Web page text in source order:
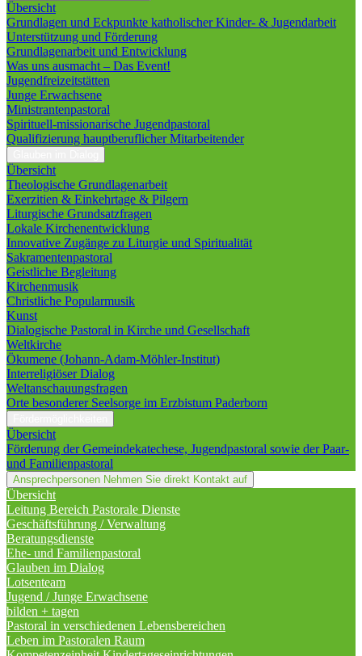
Übersicht
Grundlagen und Eckpunkte katholischer Kinder- & Jugendarbeit
Unterstützung und Förderung
Grundlagenarbeit und Entwicklung
Was uns ausmacht – Das Event!
Jugendfreizeitstätten
Junge Erwachsene
Ministrantenpastoral
Spirituell-missionarische Jugendpastoral
Qualifizierung hauptberuflicher Mitarbeitender
Übersicht
Theologische Grundlagenarbeit
Exerzitien & Einkehrtage & Pilgern
Liturgische Grundsatzfragen
Lokale Kirchenentwicklung
Innovative Zugänge zu Liturgie und Spiritualität
Sakramentenpastoral
Geistliche Begleitung
Kirchenmusik
Christliche Popularmusik
Kunst
Dialogische Pastoral in Kirche und Gesellschaft
Weltkirche
Ökumene (Johann-Adam-Möhler-Institut)
Interreligiöser Dialog
Weltanschauungsfragen
Orte besonderer Seelsorge im Erzbistum Paderborn
Übersicht
Förderung der Gemeindekatechese, Jugendpastoral sowie der Paar-
und Familienpastoral
Ansprechpersonen Nehmen Sie direkt Kontakt auf
Übersicht
Leitung Bereich Pastorale Dienste
Geschäftsführung / Verwaltung
Beratungsdienste
Ehe- und Familienpastoral
Glauben im Dialog
Lotsenteam
Jugend / Junge Erwachsene
bilden + tagen
Pastoral in verschiedenen Lebensbereichen
Leben im Pastoralen Raum